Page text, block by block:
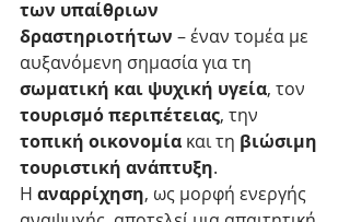
των υπαίθριων
δραστηριοτήτων – έναν τομέα με
αυξανόμενη σημασία για τη
σωματική και ψυχική υγεία, τον
τουρισμό περιπέτειας, την
τοπική οικονομία και τη βιώσιμη
τουριστική ανάπτυξη.
Η αναρρίχηση, ως μορφή ενεργής